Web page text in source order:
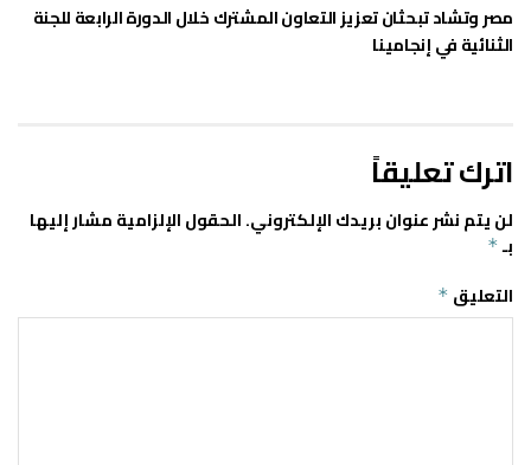
مصر وتشاد تبحثان تعزيز التعاون المشترك خلال الدورة الرابعة للجنة
الثنائية في إنجامينا
اترك تعليقاً
لن يتم نشر عنوان بريدك الإلكتروني.الحقول الإلزامية مشار إليها
بـ *
التعليق *